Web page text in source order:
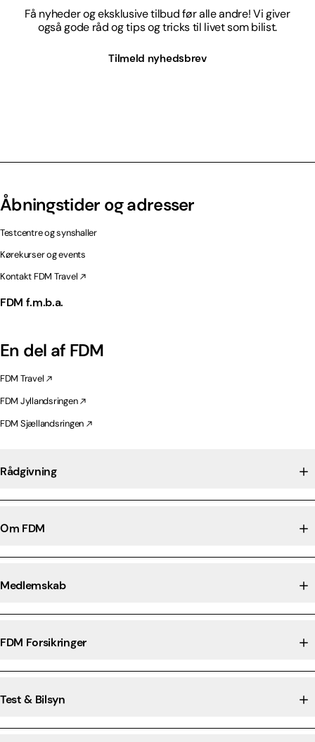
Få nyheder og eksklusive tilbud før alle andre! Vi giver
også gode råd og tips og tricks til livet som bilist.
Tilmeld nyhedsbrev
Åbningstider og adresser
Testcentre og synshaller
Kørekurser og events
Kontakt FDM Travel
FDM f.m.b.a.
En del af FDM
FDM Travel
FDM Jyllandsringen
FDM Sjællandsringen
Rådgivning
Om FDM
Medlemskab
FDM Forsikringer
Test & Bilsyn